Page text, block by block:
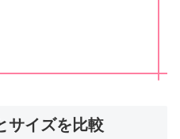
サイズを比較